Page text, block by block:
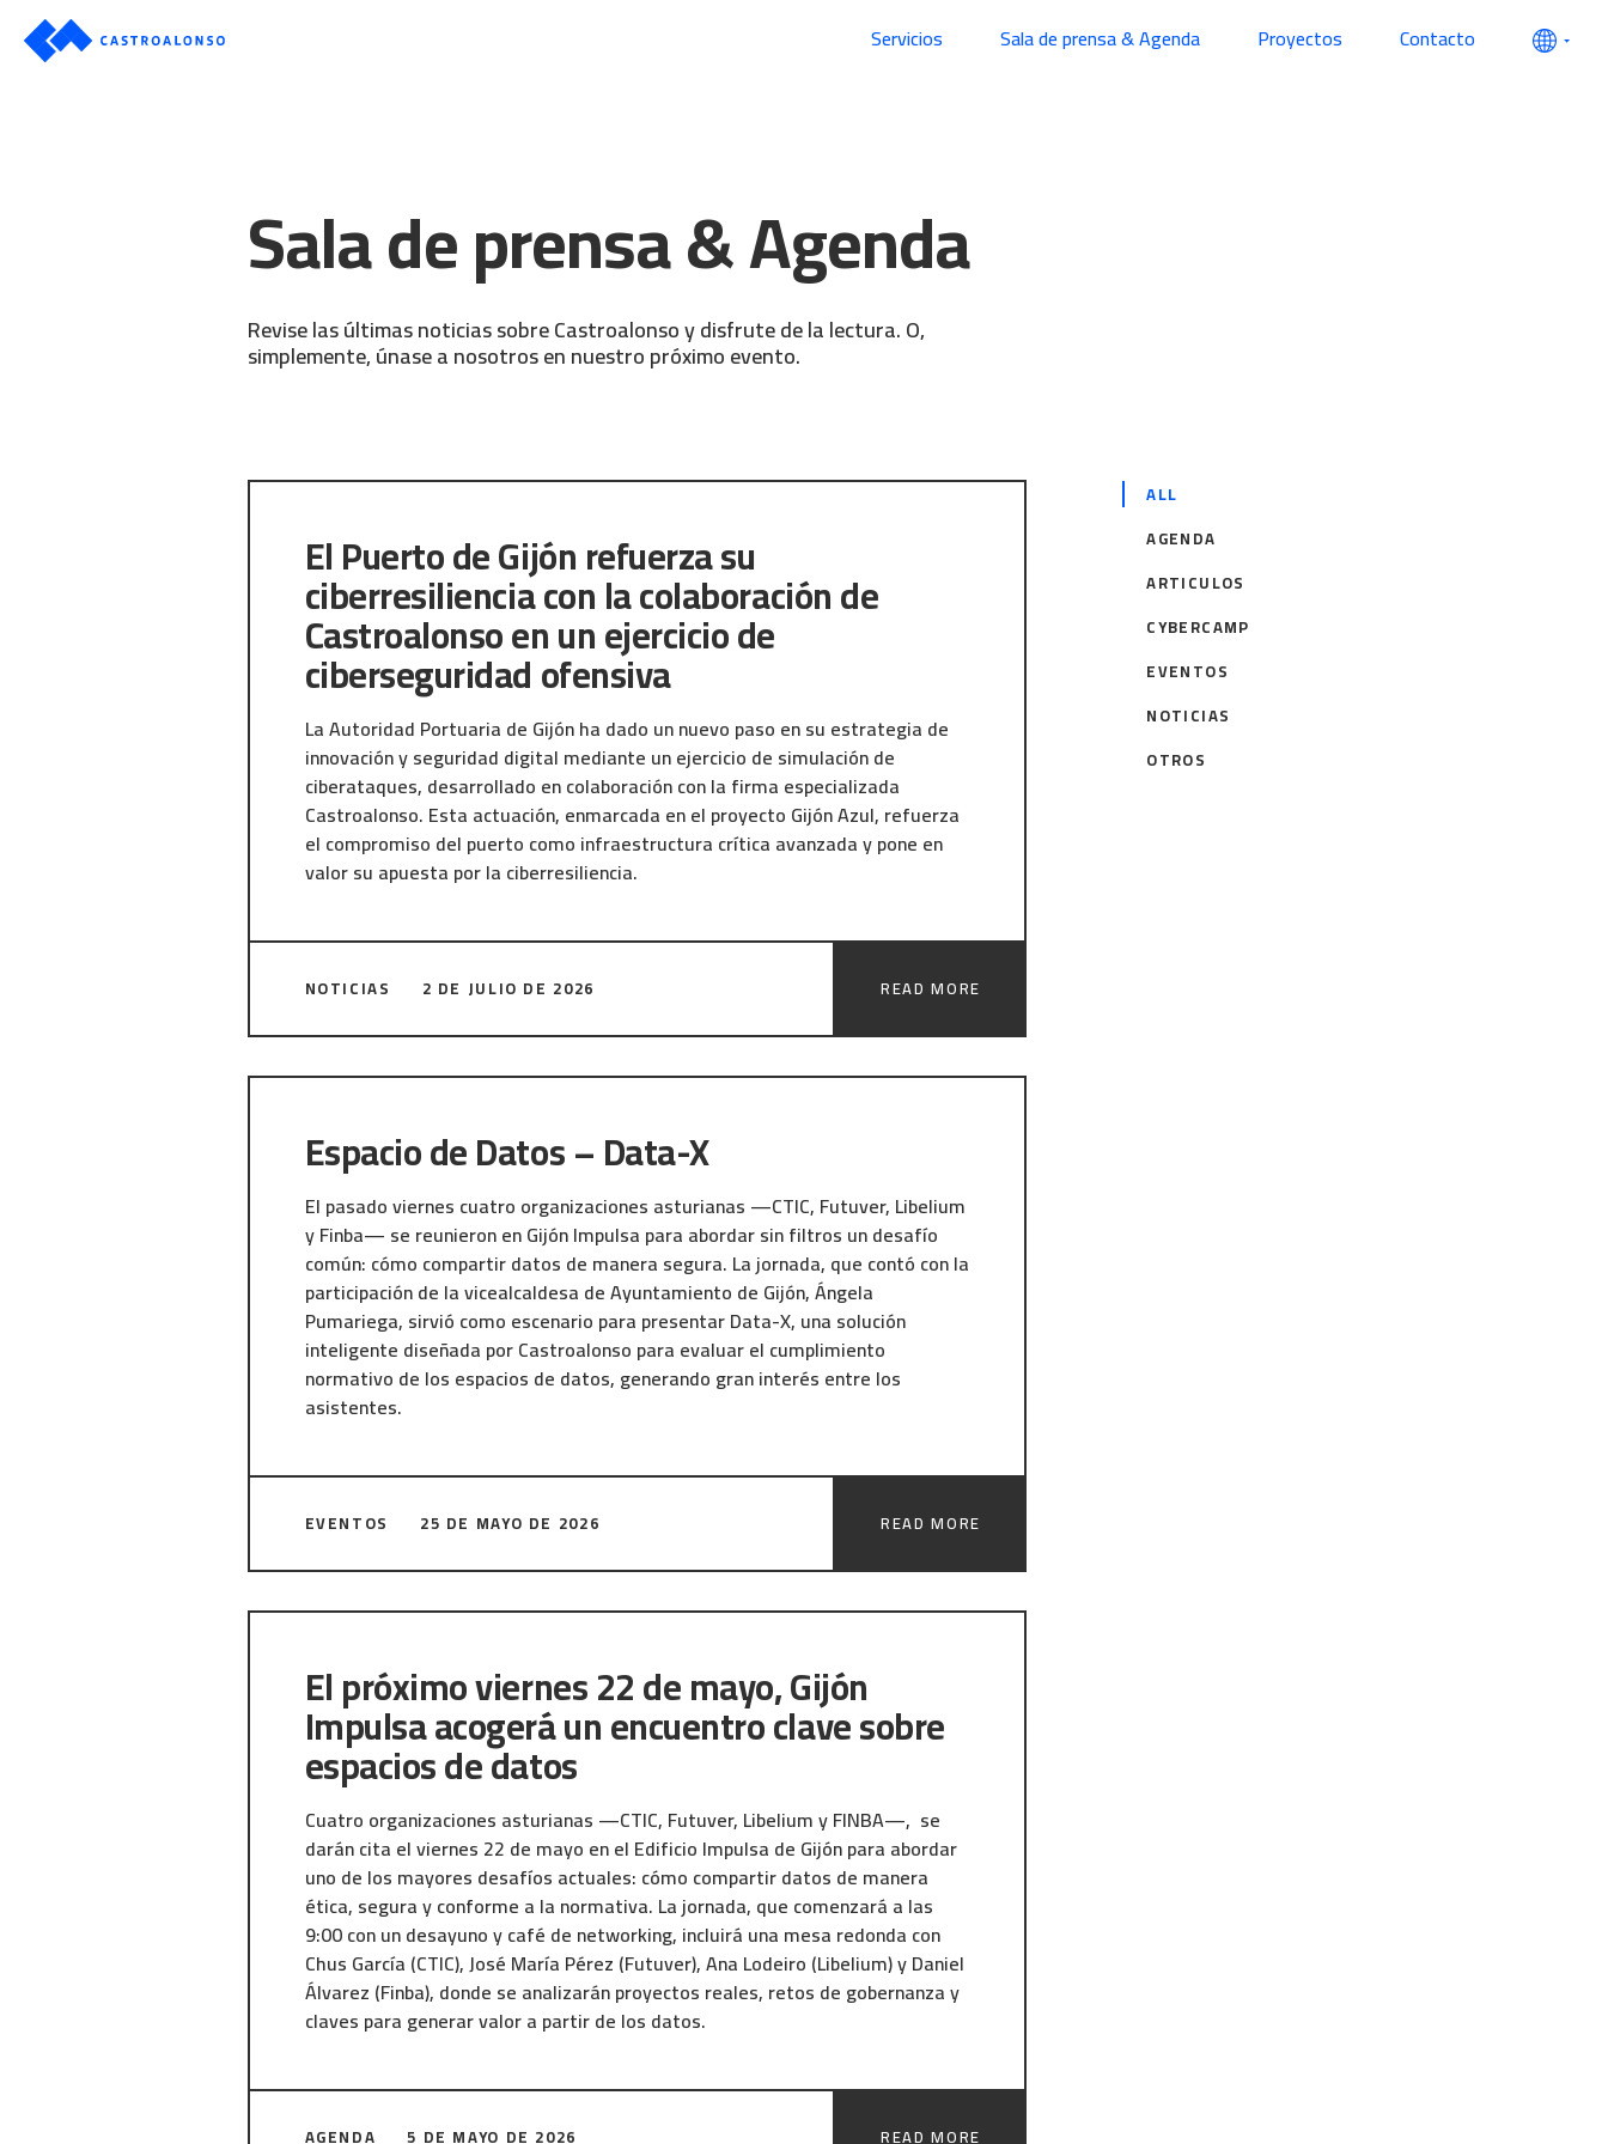
Servicios Sala de prensa & Agenda Proyectos Contacto
Sala de prensa & Agenda
Revise las últimas noticias sobre Castroalonso y disfrute de la lectura. O,
simplemente, únase a nosotros en nuestro próximo evento.
ALL
AGENDA
ARTICULOS
CYBERCAMP
EVENTOS
NOTICIAS
OTROS
El Puerto de Gijón refuerza su
ciberresiliencia con la colaboración de
Castroalonso en un ejercicio de
ciberseguridad ofensiva
La Autoridad Portuaria de Gijón ha dado un nuevo paso en su estrategia de
innovación y seguridad digital mediante un ejercicio de simulación de
ciberataques, desarrollado en colaboración con la firma especializada
Castroalonso. Esta actuación, enmarcada en el proyecto Gijón Azul, refuerza
el compromiso del puerto como infraestructura crítica avanzada y pone en
valor su apuesta por la ciberresiliencia.
El ejercicio ofensivo y controlado ha permitido evaluar la seguridad de los
identificando oportunidades de mejora. Estas pruebas permiten anticipar y
corregir debilidades antes de posibles ataques, reforzando la capacidad del
Castroalonso se integra en la apuesta del puerto por la innovación y la
Puerto de Gijón como referente en ciberseguridad y resiliencia en el
ecosistema portuario del norte de España.
Proyecto desarrollado por la empresa Castro Alonso Asesores, S.L.
cofinanciado por el Ayuntamiento de Gijón a través de Gijón Impulsa en el
marco del programa de Incentivos Impulsa – Convocatoria de Subvenciones al
Emprendimiento, Innovación y Crecimiento Empresarial – Línea II. Innovación
Abierta.
NOTICIAS 2 DE JULIO DE 2026 READ MORE
Espacio de Datos – Data-X
El pasado viernes cuatro organizaciones asturianas —CTIC, Futuver, Libelium
y Finba— se reunieron en Gijón Impulsa para abordar sin filtros un desafío
común: cómo compartir datos de manera segura. La jornada, que contó con la
participación de la vicealcaldesa de Ayuntamiento de Gijón, Ángela
Pumariega, sirvió como escenario para presentar Data-X, una solución
inteligente diseñada por Castroalonso para evaluar el cumplimiento
normativo de los espacios de datos, generando gran interés entre los
asistentes.
El encuentro, promovido por nosotros con el respaldo del Ministerio para la
Referencia de Espacios de Datos), demostró que la conversación sobre
gobernanza de datos sigue más viva que nunca.
Quienes deseen más información sobre Data-X pueden contactar
DATA-X | Validación de Data Spaces
EVENTOS 25 DE MAYO DE 2026 READ MORE
El próximo viernes 22 de mayo, Gijón
Impulsa acogerá un encuentro clave sobre
espacios de datos
Cuatro organizaciones asturianas —CTIC, Futuver, Libelium y FINBA—, se
darán cita el viernes 22 de mayo en el Edificio Impulsa de Gijón para abordar
uno de los mayores desafíos actuales: cómo compartir datos de manera
ética, segura y conforme a la normativa. La jornada, que comenzará a las
9:00 con un desayuno y café de networking, incluirá una mesa redonda con
Chus García (CTIC), José María Pérez (Futuver), Ana Lodeiro (Libelium) y Daniel
Álvarez (Finba), donde se analizarán proyectos reales, retos de gobernanza y
claves para generar valor a partir de los datos.
El evento, promovido por Castroalonso con el respaldo del Ministerio para la
AGENDA 5 DE MAYO DE 2026 READ MORE